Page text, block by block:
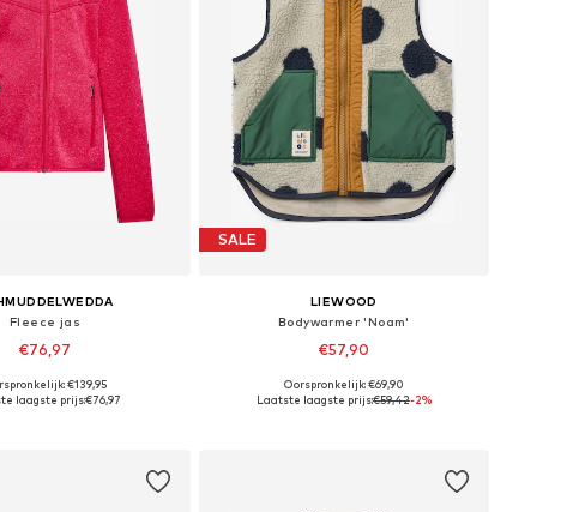
Fleece jas
€76,97
in vele maten
€139,95
laagste prijs:€76,97
SALE
LIEWOOD
Bodywarmer 'Noam'
€57,90
Beschikbaar in vele maten
Oorspronkelijk: €69,90
Laatste laagste prijs:€59,42-2%